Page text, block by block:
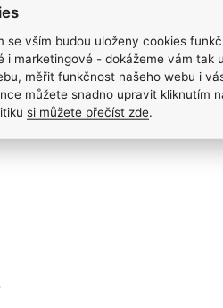
se vším budou uloženy cookies
i marketingové - dokážeme vám tak
měřit funkčnost našeho webu i
můžete snadno upravit kliknutím
si můžete přečíst zde.